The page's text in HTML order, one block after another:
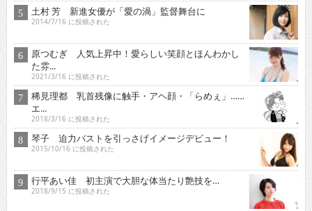
土村 芳 新進女優が「愛の渦」監督舞台に
2014/7/16 に投稿された
原つむぎ 人気上昇中！愛らしい笑顔とほんわかし
た雰...
2021/3/16 に投稿された
稀見理都 乳首残像に触手・アヘ顔・「らめぇ」……
エ...
2018/3/16 に投稿された
琴子 迫力バストを引っさげイメージデビュー！
2015/10/16 に投稿された
行平あい佳 初主演で大胆な体当たり艶技を…
2018/9/15 に投稿された